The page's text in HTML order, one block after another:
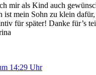
mir als Kind auch
ist mein Sohn zu klein dafür,
für später! Danke für’s
14:29 Uhr